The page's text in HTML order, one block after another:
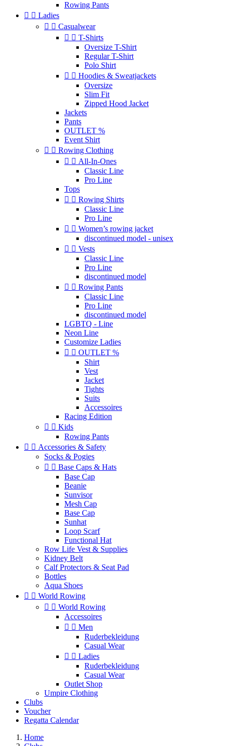
Rowing Pants
  Ladies
  Casualwear
  T-Shirts
Oversize T-Shirt
Regular T-Shirt
Polo Shirt
  Hoodies & Sweatjackets
Oversize
Slim Fit
Zipped Hood Jacket
Jackets
Pants
OUTLET %
Event Shirt
  Rowing Clothing
  All-In-Ones
Classic Line
Pro Line
Tops
  Rowing Shirts
Classic Line
Pro Line
  Women’s rowing jacket
discontinued model - unisex
  Vests
Classic Line
Pro Line
discontinued model
  Rowing Pants
Classic Line
Pro Line
discontinued model
LGBTQ - Line
Neon Line
Customize Ladies
  OUTLET %
Shirt
Vest
Jacket
Tights
Suits
Accessoires
Racing Edition
  Kids
Rowing Pants
  Accessories & Safety
Socks & Pogies
  Base Caps & Hats
Base Cap
Beanie
Sunvisor
Mesh Cap
Base Cap
Sunhat
Loop Scarf
Functional Hat
Row Life Vest & Supplies
Kidney Belt
Calf Protectors & Seat Pad
Bottles
Aqua Shoes
  World Rowing
  World Rowing
Accessoires
  Men
Ruderbekleidung
Casual Wear
  Ladies
Ruderbekleidung
Casual Wear
Outlet Shop
Umpire Clothing
Clubs
Voucher
Regatta Calendar
Home